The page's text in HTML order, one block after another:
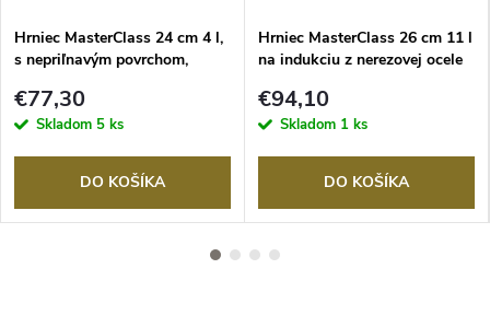
Hrniec MasterClass 24 cm 4 l,
s nepriľnavým povrchom,
€77,30
Skladom 5 ks
DO KOŠÍKA
Hrniec MasterClass 26 cm 11 l
na indukciu z nerezovej ocele
€94,10
Skladom 1 ks
DO KOŠÍKA